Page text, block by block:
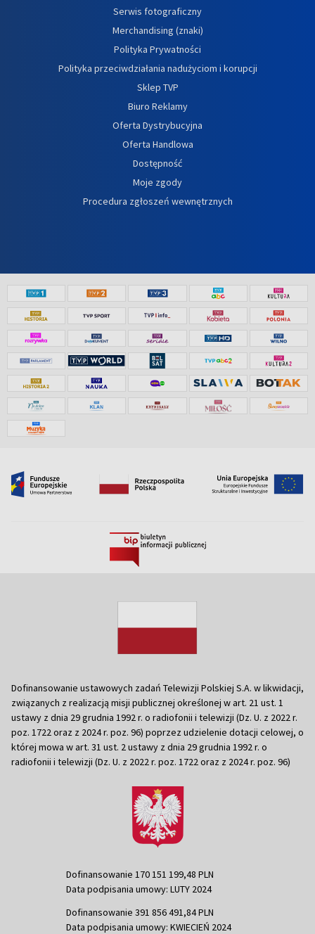
Serwis fotograficzny
Merchandising (znaki)
Polityka Prywatności
Polityka przeciwdziałania nadużyciom i korupcji
Sklep TVP
Biuro Reklamy
Oferta Dystrybucyjna
Oferta Handlowa
Dostępność
Moje zgody
Procedura zgłoszeń wewnętrznych
Dofinansowanie ustawowych zadań Telewizji Polskiej S.A. w likwidacji,
związanych z realizacją misji publicznej określonej w art. 21 ust. 1
ustawy z dnia 29 grudnia 1992 r. o radiofonii i telewizji (Dz. U. z 2022 r.
poz. 1722 oraz z 2024 r. poz. 96) poprzez udzielenie dotacji celowej, o
której mowa w art. 31 ust. 2 ustawy z dnia 29 grudnia 1992 r. o
radiofonii i telewizji (Dz. U. z 2022 r. poz. 1722 oraz z 2024 r. poz. 96)
Dofinansowanie 170 151 199,48 PLN
Data podpisania umowy: LUTY 2024
Dofinansowanie 391 856 491,84 PLN
Data podpisania umowy: KWIECIEŃ 2024